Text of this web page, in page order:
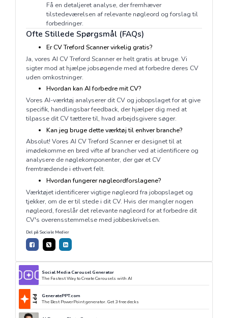
Social Media Carousel Generator
The Fastest Way to Create Carousels with AI
GeneratePPT.com
The Best PowerPoint generator. Get 3 free decks
Få en detaljeret analyse, der fremhæver
tilstedeværelsen af relevante nøgleord og forslag til
forbedringer.
Ofte Stillede Spørgsmål (FAQs)
Er CV Treford Scanner virkelig gratis?
Ja, vores AI CV Treford Scanner er helt gratis at bruge. Vi
sigter mod at hjælpe jobsøgende med at forbedre deres CV
uden omkostninger.
Hvordan kan AI forbedre mit CV?
Vores AI-værktøj analyserer dit CV og jobopslaget for at give
specifik, handlingsbar feedback, der hjælper dig med at
tilpasse dit CV tættere til, hvad arbejdsgivere søger.
Kan jeg bruge dette værktøj til enhver branche?
Absolut! Vores AI CV Treford Scanner er designet til at
imødekomme en bred vifte af brancher ved at identificere og
analysere de nøglekomponenter, der gør et CV
fremtrædende i ethvert felt.
Hvordan fungerer nøgleordforslagene?
Værktøjet identificerer vigtige nøgleord fra jobopslaget og
tjekker, om de er til stede i dit CV. Hvis der mangler nogen
nøgleord, foreslår det relevante nøgleord for at forbedre dit
CV's overensstemmelse med jobbeskrivelsen.
Del på Sociale Medier